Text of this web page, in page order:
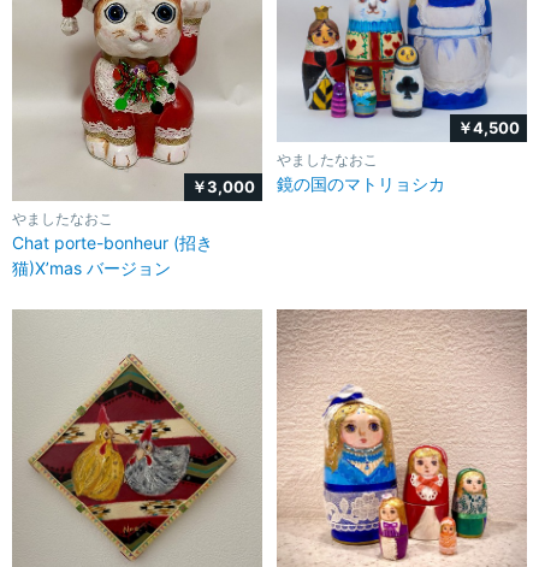
￥3,000
やましたなおこ
Chat porte-bonheur (招き
猫)X’mas バージョン
￥4,500
やましたなおこ
鏡の国のマトリョシカ